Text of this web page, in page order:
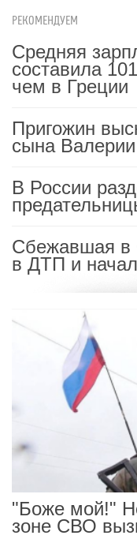
РЕКОМЕНДУЕМ
Средняя
составила
чем в Греции
Пригожин
сына Валерии
В России
Сбежавшая
в ДТП и
"Боже мой!"
зоне СВО